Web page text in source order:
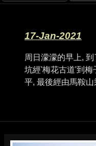
17-Jan-2021
周日濛濛的早上,
坑經'梅花古道'到梅
平, 最後經由馬鞍山